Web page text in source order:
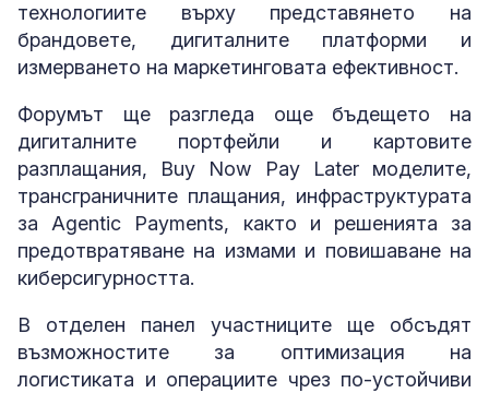
технологиите върху представянето на
брандовете, дигиталните платформи и
измерването на маркетинговата ефективност.
Форумът ще разгледа още бъдещето на
дигиталните портфейли и картовите
разплащания, Buy Now Pay Later моделите,
трансграничните плащания, инфраструктурата
за Agentic Payments, както и решенията за
предотвратяване на измами и повишаване на
киберсигурността.
В отделен панел участниците ще обсъдят
възможностите за оптимизация на
логистиката и операциите чрез по-устойчиви